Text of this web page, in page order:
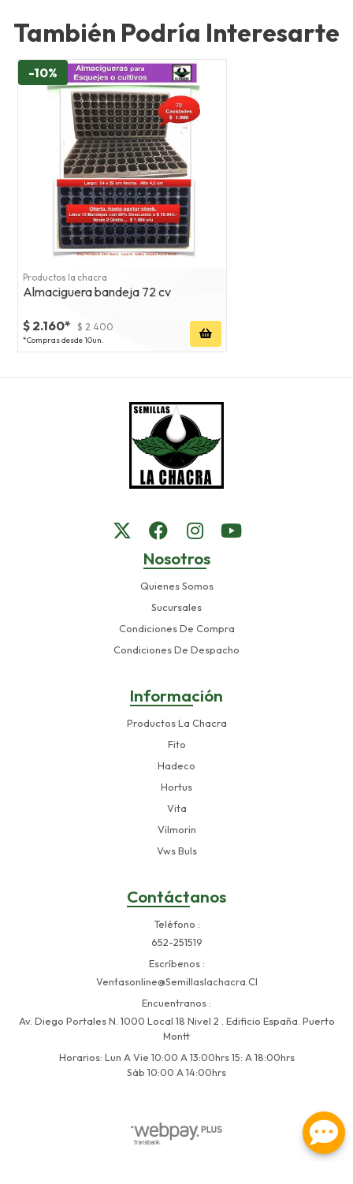
También Podría Interesarte
-10%
Productos la chacra
Almaciguera bandeja 72 cv
$ 2.160* $ 2.400
*Compras desde 10un.
Nosotros
Quienes Somos
Sucursales
Condiciones De Compra
Condiciones De Despacho
Información
Productos La Chacra
Fito
Hadeco
Hortus
Vita
Vilmorin
Vws Buls
Contáctanos
Teléfono
652-251519
Escríbenos
Ventasonline@semillaslachacra.cl
Encuentranos
Av. Diego Portales N. 1000 Local 18 Nivel 2 . Edificio España. Puerto
Montt
Horarios: Lun A Vie 10:00 A 13:00hrs 15: A 18:00hrs
Sáb 10:00 A 14:00hrs